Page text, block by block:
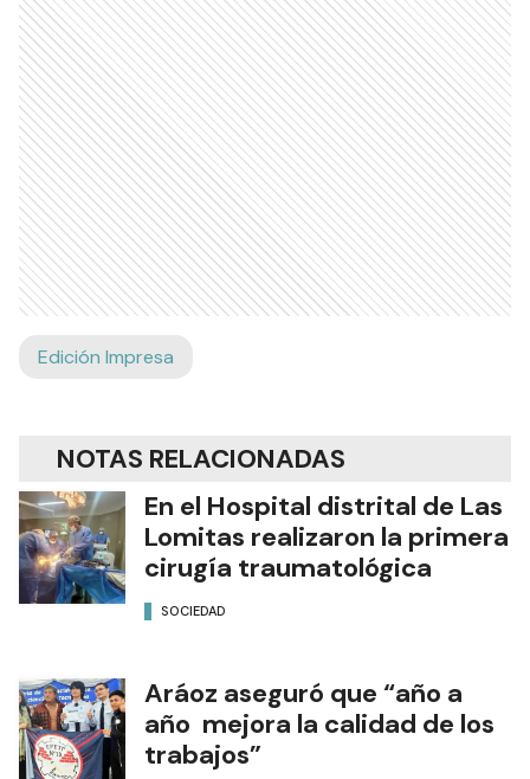
Edición Impresa
NOTAS RELACIONADAS
En el Hospital distrital de Las
Lomitas realizaron la primera
cirugía traumatológica
SOCIEDAD
Aráoz aseguró que “año a
año mejora la calidad de los
trabajos”